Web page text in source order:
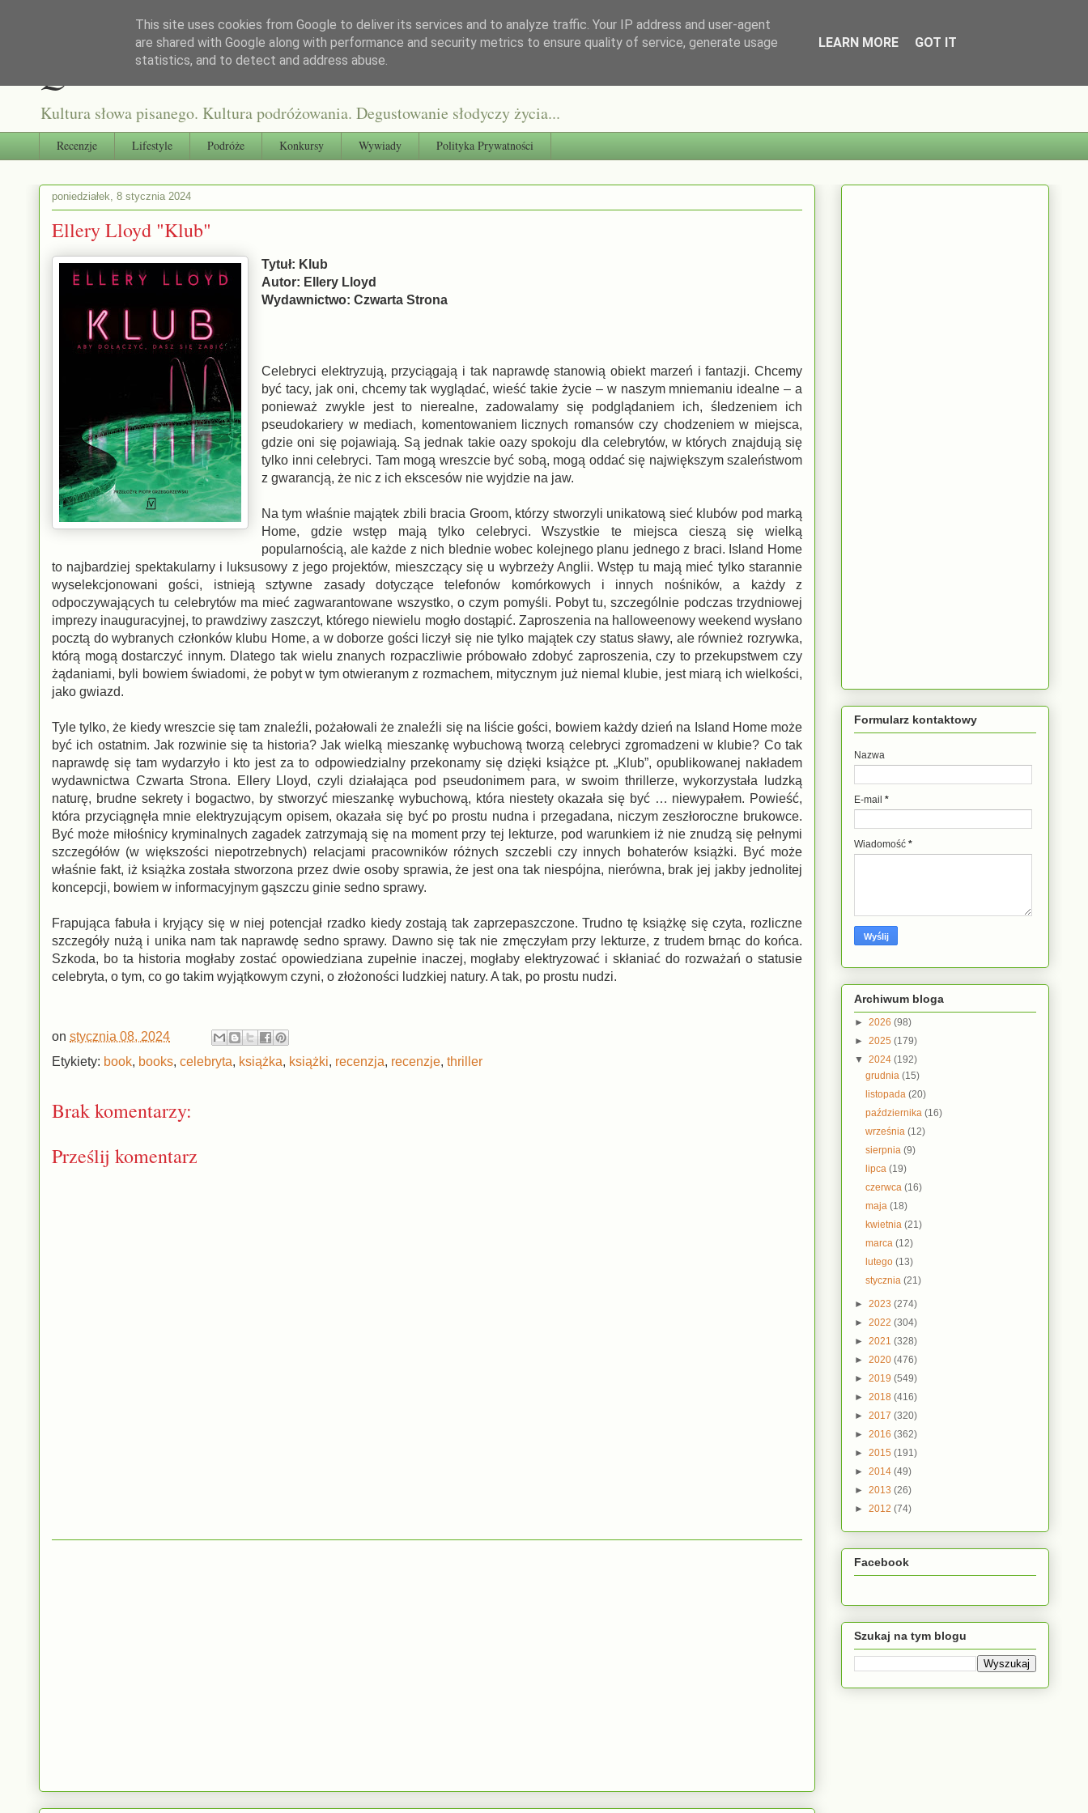
Qultura słowa
Kultura słowa pisanego. Kultura podróżowania. Degustowanie słodyczy życia...
Recenzje Lifestyle Podróże Konkursy Wywiady Polityka Prywatności
poniedziałek, 8 stycznia 2024
Ellery Lloyd "Klub"
Tytuł: Klub
Autor: Ellery Lloyd
Wydawnictwo: Czwarta Strona
Celebryci elektryzują, przyciągają i tak naprawdę stanowią obiekt marzeń i fantazji. Chcemy
być tacy, jak oni, chcemy tak wyglądać, wieść takie życie – w naszym mniemaniu idealne – a
ponieważ zwykle jest to nierealne, zadowalamy się podglądaniem ich, śledzeniem ich
pseudokariery w mediach, komentowaniem licznych romansów czy chodzeniem w miejsca,
gdzie oni się pojawiają. Są jednak takie oazy spokoju dla celebrytów, w których znajdują się
tylko inni celebryci. Tam mogą wreszcie być sobą, mogą oddać się największym szaleństwom
z gwarancją, że nic z ich ekscesów nie wyjdzie na jaw.
Na tym właśnie majątek zbili bracia Groom, którzy stworzyli unikatową sieć klubów pod marką
Home, gdzie wstęp mają tylko celebryci. Wszystkie te miejsca cieszą się wielką
popularnością, ale każde z nich blednie wobec kolejnego planu jednego z braci. Island Home
to najbardziej spektakularny i luksusowy z jego projektów, mieszczący się u wybrzeży Anglii. Wstęp tu mają mieć tylko starannie
wyselekcjonowani gości, istnieją sztywne zasady dotyczące telefonów komórkowych i innych nośników, a każdy z
odpoczywających tu celebrytów ma mieć zagwarantowane wszystko, o czym pomyśli. Pobyt tu, szczególnie podczas trzydniowej
imprezy inauguracyjnej, to prawdziwy zaszczyt, którego niewielu mogło dostąpić. Zaproszenia na halloweenowy weekend wysłano
pocztą do wybranych członków klubu Home, a w doborze gości liczył się nie tylko majątek czy status sławy, ale również rozrywka,
którą mogą dostarczyć innym. Dlatego tak wielu znanych rozpaczliwie próbowało zdobyć zaproszenia, czy to przekupstwem czy
żądaniami, byli bowiem świadomi, że pobyt w tym otwieranym z rozmachem, mitycznym już niemal klubie, jest miarą ich wielkości,
jako gwiazd.
Tyle tylko, że kiedy wreszcie się tam znaleźli, pożałowali że znaleźli się na liście gości, bowiem każdy dzień na Island Home może
być ich ostatnim. Jak rozwinie się ta historia? Jak wielką mieszankę wybuchową tworzą celebryci zgromadzeni w klubie? Co tak
naprawdę się tam wydarzyło i kto jest za to odpowiedzialny przekonamy się dzięki książce pt. „Klub”, opublikowanej nakładem
wydawnictwa Czwarta Strona. Ellery Lloyd, czyli działająca pod pseudonimem para, w swoim thrillerze, wykorzystała ludzką
naturę, brudne sekrety i bogactwo, by stworzyć mieszankę wybuchową, która niestety okazała się być … niewypałem. Powieść,
która przyciągnęła mnie elektryzującym opisem, okazała się być po prostu nudna i przegadana, niczym zeszłoroczne brukowce.
Być może miłośnicy kryminalnych zagadek zatrzymają się na moment przy tej lekturze, pod warunkiem iż nie znudzą się pełnymi
szczegółów (w większości niepotrzebnych) relacjami pracowników różnych szczebli czy innych bohaterów książki. Być może
właśnie fakt, iż książka została stworzona przez dwie osoby sprawia, że jest ona tak niespójna, nierówna, brak jej jakby jednolitej
koncepcji, bowiem w informacyjnym gąszczu ginie sedno sprawy.
Frapująca fabuła i kryjący się w niej potencjał rzadko kiedy zostają tak zaprzepaszczone. Trudno tę książkę się czyta, rozliczne
szczegóły nużą i unika nam tak naprawdę sedno sprawy. Dawno się tak nie zmęczyłam przy lekturze, z trudem brnąc do końca.
Szkoda, bo ta historia mogłaby zostać opowiedziana zupełnie inaczej, mogłaby elektryzować i skłaniać do rozważań o statusie
celebryta, o tym, co go takim wyjątkowym czyni, o złożoności ludzkiej natury. A tak, po prostu nudzi.
on stycznia 08, 2024
Etykiety: book, books, celebryta, książka, książki, recenzja, recenzje, thriller
Brak komentarzy:
Prześlij komentarz
Formularz kontaktowy
Nazwa
E-mail *
Wiadomość *
Archiwum bloga
► 2026 (98)
► 2025 (179)
▼ 2024 (192)
grudnia(15)
listopada(20)
października(16)
września(12)
sierpnia(9)
lipca(19)
czerwca(16)
maja(18)
kwietnia(21)
marca(12)
lutego(13)
stycznia(21)
► 2023 (274)
► 2022 (304)
► 2021 (328)
► 2020 (476)
► 2019 (549)
► 2018 (416)
► 2017 (320)
► 2016 (362)
► 2015 (191)
► 2014 (49)
► 2013 (26)
► 2012 (74)
Facebook
Szukaj na tym blogu
This site uses cookies from Google to deliver its services and to analyze traffic. Your IP address and user-agent
are shared with Google along with performance and security metrics to ensure quality of service, generate usage
statistics, and to detect and address abuse.
LEARN MORE GOT IT